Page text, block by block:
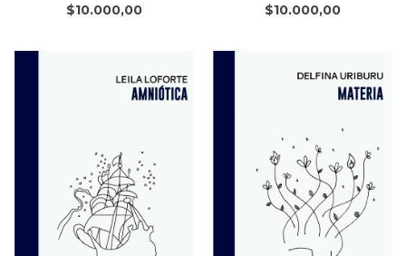
$10.000,00 $10.000,00